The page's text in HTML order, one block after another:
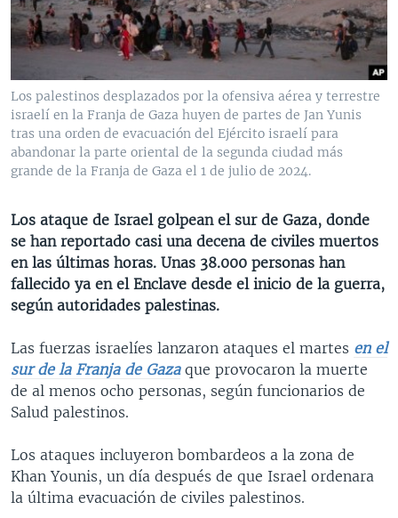
VENEZUELA
BRASIL
NICARAGUA
ECONOMÍA
ENTRETENIMIENTO Y CULTURA
TECNOLOGÍA
DEPORTES
CIENCIA Y SALUD
MULTIMEDIA
VIDEOS
FOTOGRAFÍA
AUDIOS
PROGRAMAS TV
EL MUNDO AL DÍA
FORO INTERAMERICANO
VISIÓN 360
LAS CLAVES
RADIO
AVANCE INFORMATIVO
AUDIONOTICIAS
BUENOS DÍAS AMÉRICA
EL MUNDO AL DÍA [RADIO]
FORO [RADIO]
DEPORTIVO INTERNACIONAL
ENTRETENIMIENTO
DIRECT
DOCUMENTALES DE LA VOA
SÍGANOS
Los palestinos desplazados por la ofensiva aérea y terrestre
israelí en la Franja de Gaza huyen de partes de Jan Yunis
tras una orden de evacuación del Ejército israelí para
abandonar la parte oriental de la segunda ciudad más
grande de la Franja de Gaza el 1 de julio de 2024.
Los ataque de Israel golpean el sur de Gaza, donde
se han reportado casi una decena de civiles muertos
en las últimas horas. Unas 38.000 personas han
fallecido ya en el Enclave desde el inicio de la guerra,
según autoridades palestinas.
Las fuerzas israelíes lanzaron ataques el martes enel
sur de la Franja de Gazaque provocaron la muerte
de al menos ocho personas, según funcionarios de
Salud palestinos.
Los ataques incluyeron bombardeos a la zona de
Khan Younis, un día después de que Israel ordenara
la última evacuación de civiles palestinos.